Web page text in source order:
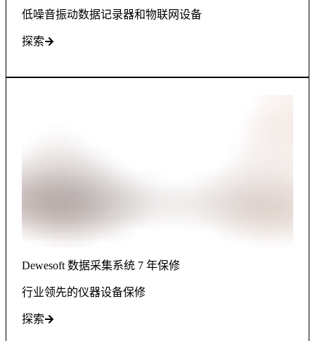
低噪音振动数据记录器和物联网设备
探索
Dewesoft 数据采集系统 7 年保修
行业领先的仪器设备保修
探索